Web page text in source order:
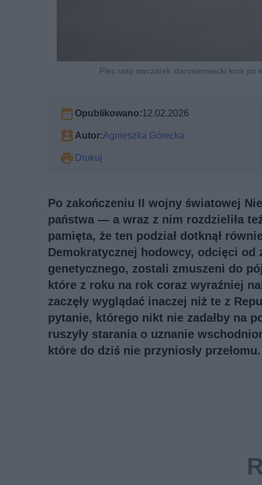
Pies rasy owczarek staroniemiecki krok po
Opublikowano:12.02.2026
Autor:Agnieszka Górecka
Drukuj
Po zakończeniu II wojny światowej
państwa — a wraz z nim rozdzieliła
pamięta, że ten podział dotknął
Demokratycznej hodowcy, odcięci
genetycznego, zostali zmuszeni do
które z roku na rok coraz wyraźniej
zaczęły wyglądać inaczej niż te z
pytanie, którego nikt nie zadałby na
ruszyły starania o uznanie
które do dziś nie przyniosły przełomu.